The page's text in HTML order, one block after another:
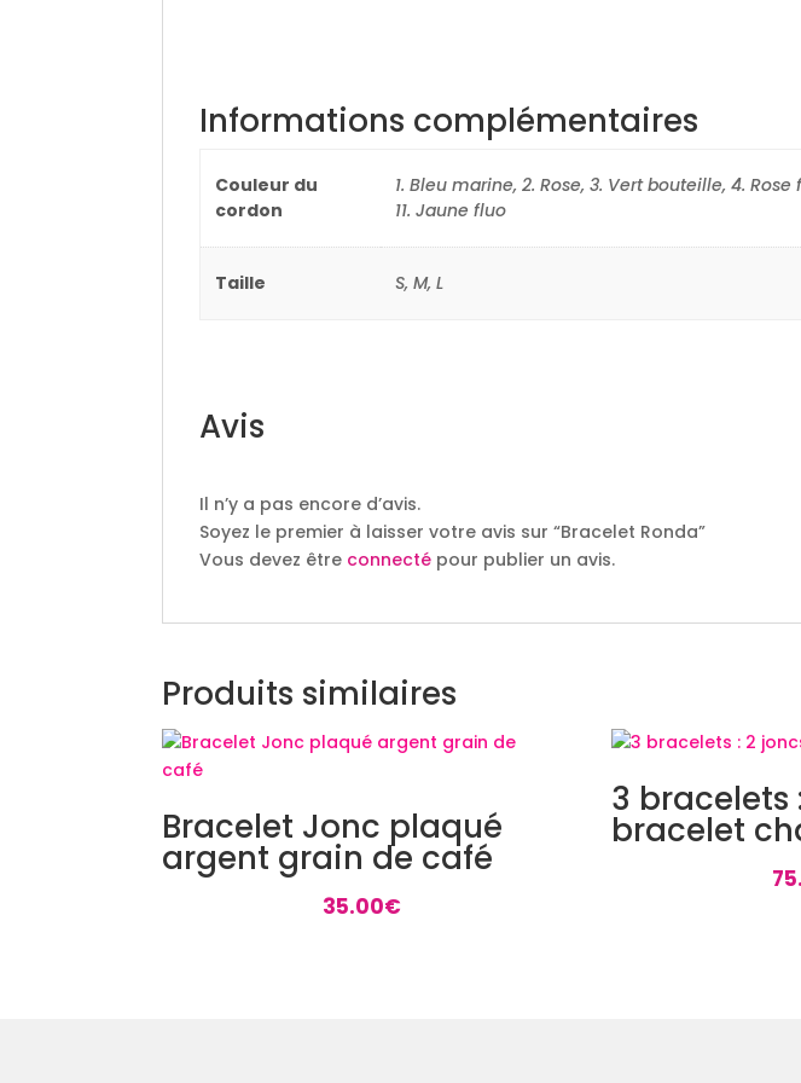
Informations complémentaires
Couleur du
cordon
1. Bleu marine, 2. Rose, 3. Vert bouteille, 4.
11. Jaune fluo
Taille S, M, L
Avis
Il n’y a pas encore d’avis.
Soyez le premier à laisser votre avis sur “Bracelet Ronda”
Vous devez être connecté pour publier un avis.
Produits similaires
Bracelet Jonc plaqué
argent grain de café
35.00€
3 bracelets
bracelet